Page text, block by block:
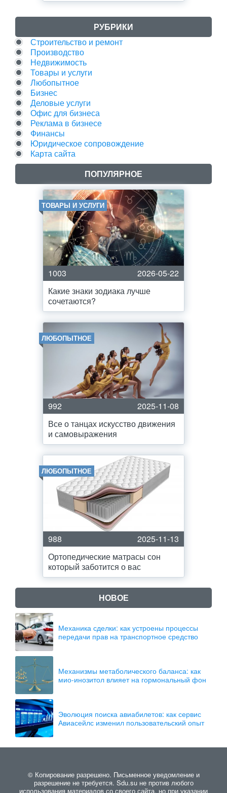
РУБРИКИ
Строительство и ремонт
Производство
Недвижимость
Товары и услуги
Любопытное
Бизнес
Деловые услуги
Офис для бизнеса
Реклама в бизнесе
Финансы
Юридическое сопровождение
Карта сайта
ПОПУЛЯРНОЕ
ТОВАРЫ И УСЛУГИ
1003
2026-05-22
Какие знаки зодиака лучше
сочетаются?
ЛЮБОПЫТНОЕ
992
2025-11-08
Все о танцах искусство движения
и самовыражения
ЛЮБОПЫТНОЕ
988
2025-11-13
Ортопедические матрасы сон
который заботится о вас
НОВОЕ
Механика сделки: как устроены процессы
передачи прав на транспортное средство
Механизмы метаболического баланса: как
мио-инозитол влияет на гормональный фон
Эволюция поиска авиабилетов: как сервис
Авиасейлс изменил пользовательский опыт
© Копирование разрешено. Письменное уведомление и
разрешение не требуется. Sdu.su не против любого
использования материалов со своего сайта, но при указании